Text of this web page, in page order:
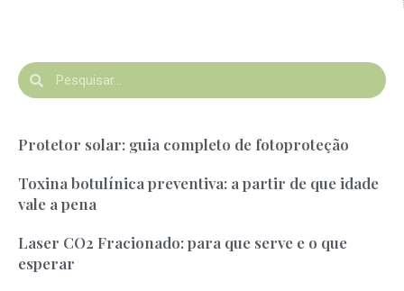
Protetor solar: guia completo de fotoproteção
Toxina botulínica preventiva: a partir de que idade
vale a pena
Laser CO2 Fracionado: para que serve e o que
esperar